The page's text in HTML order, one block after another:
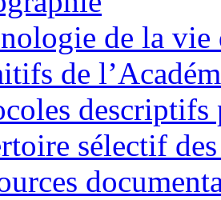
de la vie
de
descriptifs
sélectif